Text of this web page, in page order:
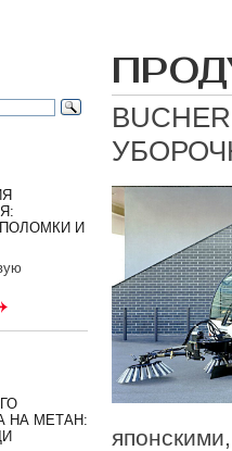
И
НА МЕТАН: